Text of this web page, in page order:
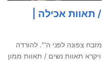
תאוות אכילה |
צפונה לפני ה'". להורדה
תאוות נשים / תאוות ממון